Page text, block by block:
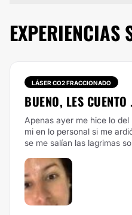
EXPERIENCIAS
LÁSER CO2 FRACCIONADO
BUENO, LES CUENTO
Apenas ayer me hice lo
mi en lo personal si me
se me salían las lagrimas